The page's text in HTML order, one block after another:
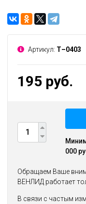
Артикул: Т–0403
195 руб.
000
Обращаем Ваше
ВЕНЛИД работает
В связи с частым